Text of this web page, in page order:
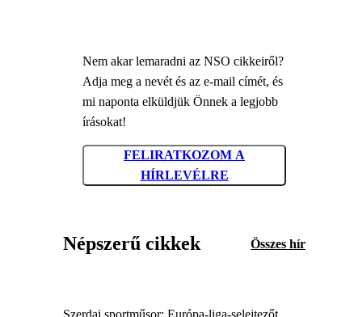
Nem akar lemaradni az NSO cikkeiről?
Adja meg a nevét és az e-mail címét, és
mi naponta elküldjük Önnek a legjobb
írásokat!
FELIRATKOZOM A
HÍRLEVÉLRE
Népszerű cikkek Összes hír
Szerdai sportműsor: Európa-liga-selejtezőt